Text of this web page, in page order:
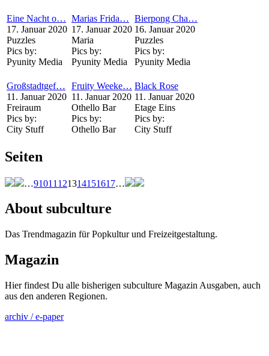
Eine Nacht o…
17. Januar 2020
Puzzles
Pics by:
Pyunity Media
Marias Frida…
17. Januar 2020
Maria
Pics by:
Pyunity Media
Bierpong Cha…
16. Januar 2020
Puzzles
Pics by:
Pyunity Media
Großstadtgef…
11. Januar 2020
Freiraum
Pics by:
City Stuff
Fruity Weeke…
11. Januar 2020
Othello Bar
Pics by:
Othello Bar
Black Rose
11. Januar 2020
Etage Eins
Pics by:
City Stuff
Seiten
…91011 121314151617…
About subculture
Das Trendmagazin für Popkultur und Freizeitgestaltung.
Magazin
Hier findest Du alle bisherigen subculture Magazin Ausgaben, auch
aus den anderen Regionen.
archiv / e-paper